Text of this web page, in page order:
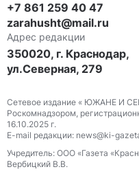
+7 861 259 40 47
zarahusht@mail.ru
Адрес редакции
350020, г. Краснодар,
ул.Северная, 279
Сетевое издание « ЮЖАНЕ И
Роскомнадзором,
16.10.2025 г.
E-mail редакции: news@ki-
Учредитель: ООО «Газета
Вербицкий В.В.